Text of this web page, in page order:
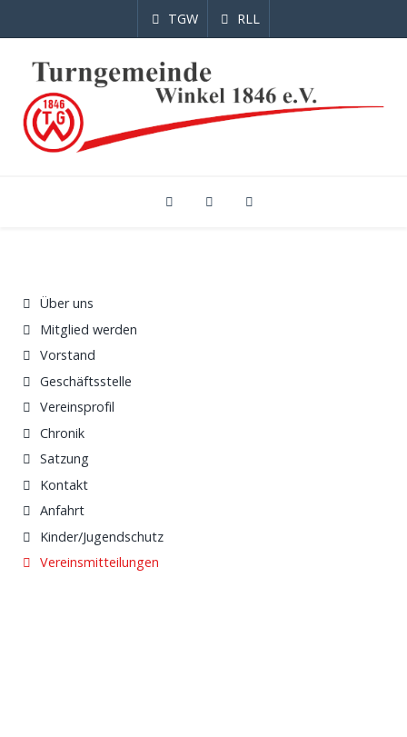
TGW RLL
Über uns
Mitglied werden
Vorstand
Geschäftsstelle
Vereinsprofil
Chronik
Satzung
Kontakt
Anfahrt
Kinder/Jugendschutz
Vereinsmitteilungen